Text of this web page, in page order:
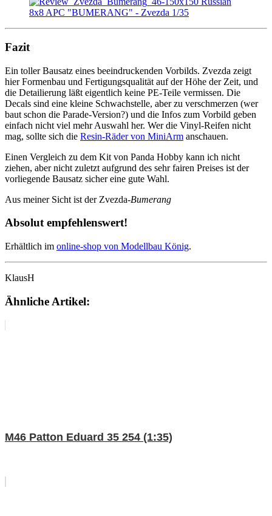
Fazit
Ein toller Bausatz eines beeindruckenden Vorbilds. Zvezda zeigt
hier Formenbau und Fertigungsqualität auf der Höhe der Zeit, und
die Detailierung läßt eigentlich keine PE-Teile vermissen. Die
Decals sind eine kleine Schwachstelle, aber zu verschmerzen (wer
baut schon die Parade-Version?) und die Infos zum Vorbild geben
einfach nicht viel mehr Auswahl her. Wer die Vinyl-Reifen nicht
mag, sollte sich die Resin-Räder von MiniArm anschauen.
Einen Vergleich zu dem Kit von Panda Hobby kann ich nicht
ziehen, aber nicht zuletzt aufgrund des sehr fairen Preises ist der
vorliegende Bausatz sicher eine gute Wahl.
Aus meiner Sicht ist der Zvezda-Bumerang
Absolut empfehlenswert!
Erhältlich im online-shop von Modellbau König.
KlausH
Ähnliche Artikel:
M46 Patton Eduard 35 254 (1:35)